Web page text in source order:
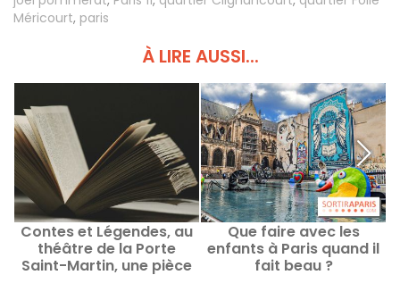
Méricourt, paris
À LIRE AUSSI...
Contes et Légendes, au
théâtre de la Porte
Saint-Martin, une pièce
Que faire avec les
enfants à Paris quand il
fait beau ?